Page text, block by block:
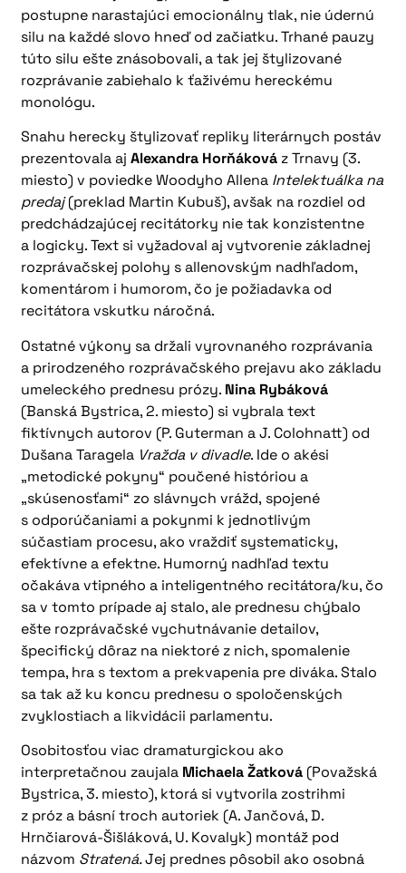
postupne narastajúci emocionálny tlak, nie údernú
silu na každé slovo hneď od začiatku. Trhané pauzy
túto silu ešte znásobovali, a tak jej štylizované
rozprávanie zabiehalo k ťaživému hereckému
monológu.
Snahu herecky štylizovať repliky literárnych postáv
prezentovala ajAlexandra Horňáková z Trnavy (3.
miesto) v poviedke Woodyho Allena Intelektuálka na
predaj(preklad Martin Kubuš), avšak na rozdiel od
predchádzajúcej recitátorky nie tak konzistentne
a logicky. Text si vyžadoval aj vytvorenie základnej
rozprávačskej polohy s allenovským nadhľadom,
komentárom i humorom, čo je požiadavka od
recitátora vskutku náročná.
Ostatné výkony sa držali vyrovnaného rozprávania
a prirodzeného rozprávačského prejavu ako základu
umeleckého prednesu prózy. Nina Rybáková
(Banská Bystrica, 2. miesto) si vybrala text
fiktívnych autorov (P. Guterman a J. Colohnatt) od
Dušana Taragela Vražda v divadle. Ide o akési
„metodické pokyny“ poučené históriou a
„skúsenosťami“ zo slávnych vrážd, spojené
s odporúčaniami a pokynmi k jednotlivým
súčastiam procesu, ako vraždiť systematicky,
efektívne a efektne. Humorný nadhľad textu
očakáva vtipného a inteligentného recitátora/ku, čo
sa v tomto prípade aj stalo, ale prednesu chýbalo
ešte rozprávačské vychutnávanie detailov,
špecifický dôraz na niektoré z nich, spomalenie
tempa, hra s textom a prekvapenia pre diváka. Stalo
sa tak až ku koncu prednesu o spoločenských
zvyklostiach a likvidácii parlamentu.
Osobitosťou viac dramaturgickou ako
interpretačnou zaujala Michaela Žatková (Považská
Bystrica, 3. miesto), ktorá si vytvorila zostrihmi
z próz a básní troch autoriek (A. Jančová, D.
Hrnčiarová-Šišláková, U. Kovalyk) montáž pod
názvom Stratená.Jej prednes pôsobil ako osobná